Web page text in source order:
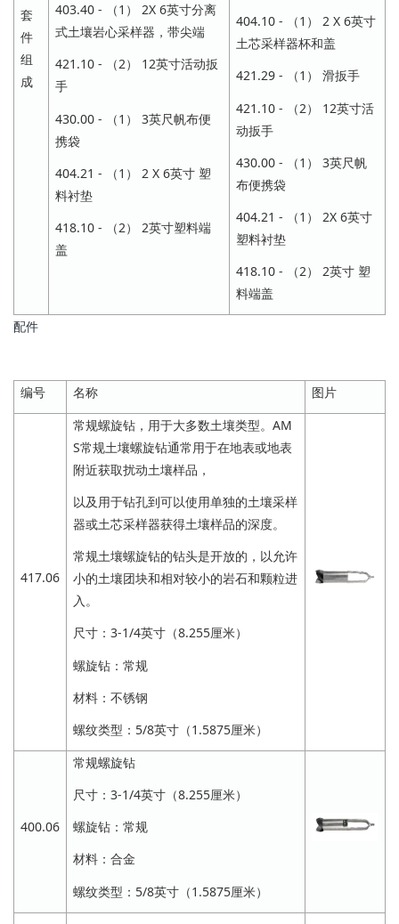
套
件
组
成
403.40 - （1） 2X 6英寸分离
式土壤岩心采样器，带尖端
421.10 - （2） 12英寸活动扳
手
430.00 - （1） 3英尺帆布便
携袋
404.21 - （1） 2 X 6英寸 塑
料衬垫
418.10 - （2） 2英寸塑料端
盖
404.10 - （1） 2 X 6英寸
土芯采样器杯和盖
421.29 - （1） 滑扳手
421.10 - （2） 12英寸活
动扳手
430.00 - （1） 3英尺帆
布便携袋
404.21 - （1） 2X 6英寸
塑料衬垫
418.10 - （2） 2英寸 塑
料端盖
配件
编号 名称 图片
417.06
常规螺旋钻，用于大多数土壤类型。AM
S常规土壤螺旋钻通常用于在地表或地表
附近获取扰动土壤样品，
以及用于钻孔到可以使用单独的土壤采样
器或土芯采样器获得土壤样品的深度。
常规土壤螺旋钻的钻头是开放的，以允许
小的土壤团块和相对较小的岩石和颗粒进
入。
尺寸：3-1/4英寸（8.255厘米）
螺旋钻：常规
材料：不锈钢
螺纹类型：5/8英寸（1.5875厘米）
400.06
常规螺旋钻
尺寸：3-1/4英寸（8.255厘米）
螺旋钻：常规
材料：合金
螺纹类型：5/8英寸（1.5875厘米）